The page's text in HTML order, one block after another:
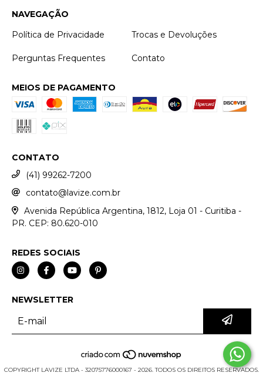
NAVEGAÇÃO
Política de Privacidade
Trocas e Devoluções
Perguntas Frequentes Contato
MEIOS DE PAGAMENTO
CONTATO
(41) 99262-7200
contato@lavize.com.br
Avenida República Argentina, 1812, Loja 01 - Curitiba -
PR. CEP: 80.620-010
REDES SOCIAIS
NEWSLETTER
COPYRIGHT LAVIZE LTDA - 32075776000167 - 2026. TODOS OS DIREITOS RESERVADOS.